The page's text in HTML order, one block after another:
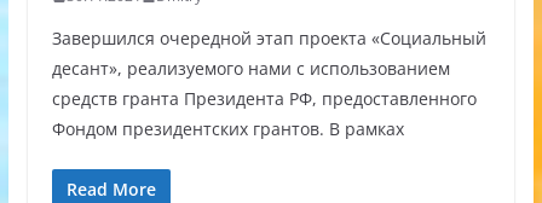
Завершился очередной этап проекта «Социальный
десант», реализуемого нами с использованием
средств гранта Президента РФ, предоставленного
Фондом президентских грантов. В рамках
Read More